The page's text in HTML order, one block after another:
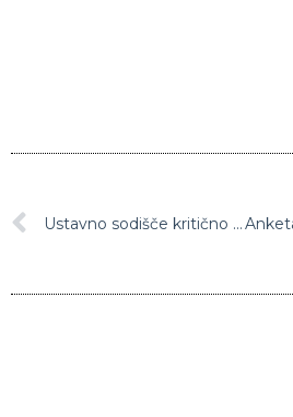
Ustavno sodišče kritično do vladnih ukrepov: Zadržali odlok o omejitvi gibanja med občinami!